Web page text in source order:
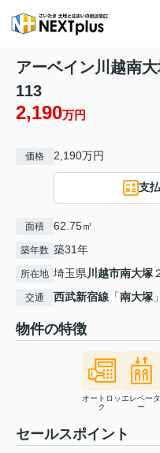
アーベイン川越南
113
2,190万円
価格 2,190万円
支
面積 62.75㎡
築年数 築31年
所在地 埼玉県川越市南大塚
交通 西武新宿線 「南大塚
物件の特徴
オートロッ
ク
エレベータ
ー
セールスポイント